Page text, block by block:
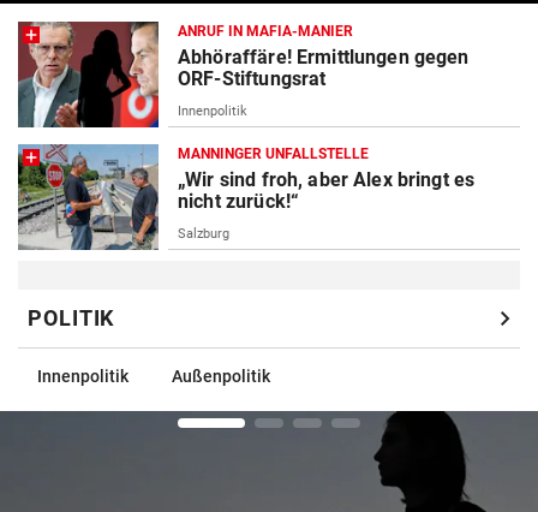
ANRUF IN MAFIA-MANIER
Abhöraffäre! Ermittlungen gegen
ORF-Stiftungsrat
Innenpolitik
MANNINGER UNFALLSTELLE
„Wir sind froh, aber Alex bringt es
nicht zurück!“
Salzburg
POLITIK chevron_right
Innenpolitik Außenpolitik